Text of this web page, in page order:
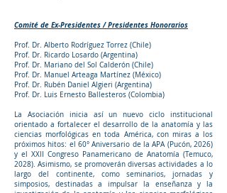
Comité de Ex-Presidentes / Presidentes Honorarios
Prof. Dr. Alberto Rodríguez Torrez (Chile)
Prof. Dr. Ricardo Losardo (Argentina)
Prof. Dr. Mariano del Sol Calderón (Chile)
Prof. Dr. Manuel Arteaga Martínez (México)
Prof. Dr. Rubén Daniel Algieri (Argentina)
Prof. Dr. Luis Ernesto Ballesteros (Colombia)
La Asociación inicia así un nuevo ciclo institucional
orientado a fortalecer el desarrollo de la anatomía y las
ciencias morfológicas en toda América, con miras a los
próximos hitos: el 60° Aniversario de la APA (Pucón, 2026)
y el XXII Congreso Panamericano de Anatomía (Temuco,
2028). Asimismo, se promoverán diversas actividades a lo
largo del continente, como seminarios, jornadas y
simposios, destinadas a impulsar la enseñanza y la